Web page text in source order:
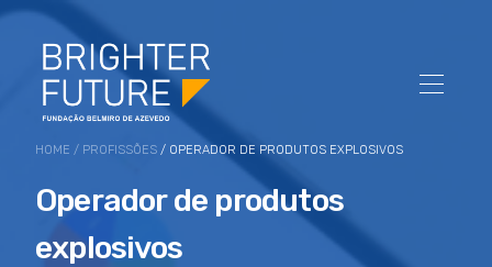
HOME / PROFISSÕES / OPERADOR DE PRODUTOS EXPLOSIVOS
Operador de produtos
explosivos